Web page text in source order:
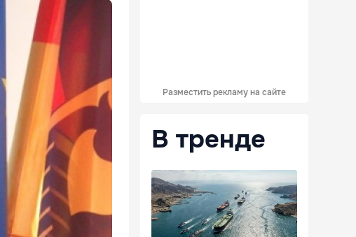
Разместить рекламу на сайте
В тренде